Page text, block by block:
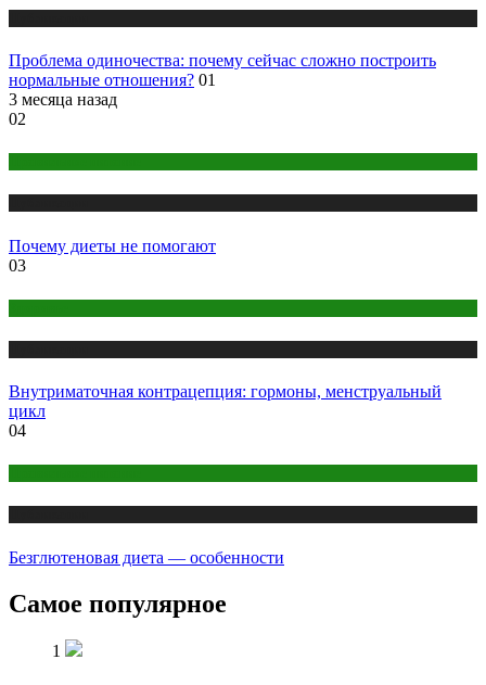
Проблема одиночества: почему сейчас сложно построить
нормальные отношения? 01
3 месяца назад
02
Почему диеты не помогают
03
Внутриматочная контрацепция: гормоны, менструальный
цикл
04
Безглютеновая диета — особенности
Самое популярное
1